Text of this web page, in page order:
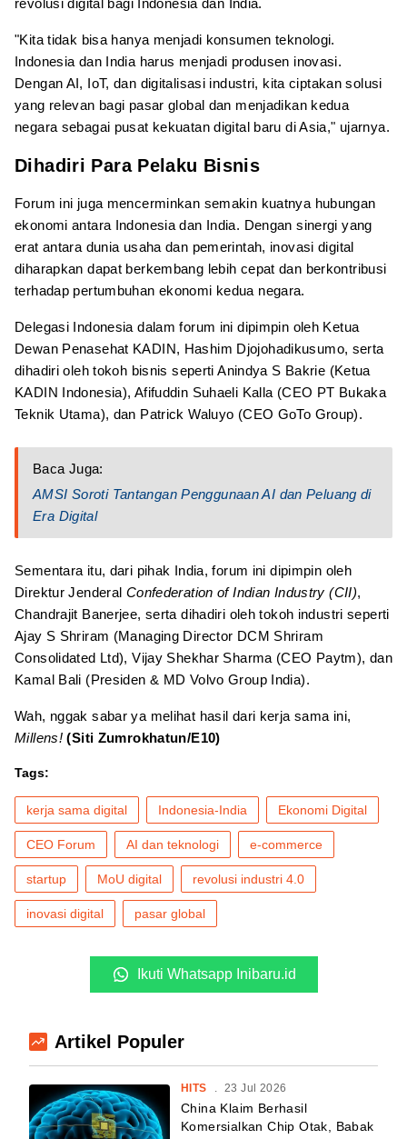
"Kita tidak bisa hanya menjadi konsumen teknologi.
Indonesia dan India harus menjadi produsen inovasi.
Dengan AI, IoT, dan digitalisasi industri, kita ciptakan solusi
yang relevan bagi pasar global dan menjadikan kedua
negara sebagai pusat kekuatan digital baru di Asia," ujarnya.
Dihadiri Para Pelaku Bisnis
Forum ini juga mencerminkan semakin kuatnya hubungan
ekonomi antara Indonesia dan India. Dengan sinergi yang
erat antara dunia usaha dan pemerintah, inovasi digital
diharapkan dapat berkembang lebih cepat dan berkontribusi
terhadap pertumbuhan ekonomi kedua negara.
Delegasi Indonesia dalam forum ini dipimpin oleh Ketua
Dewan Penasehat KADIN, Hashim Djojohadikusumo, serta
dihadiri oleh tokoh bisnis seperti Anindya S Bakrie (Ketua
KADIN Indonesia), Afifuddin Suhaeli Kalla (CEO PT Bukaka
Teknik Utama), dan Patrick Waluyo (CEO GoTo Group).
Baca Juga:
AMSI Soroti Tantangan Penggunaan AI dan Peluang di
Era Digital
Sementara itu, dari pihak India, forum ini dipimpin oleh
Direktur Jenderal Confederation of Indian Industry (CII),
Chandrajit Banerjee, serta dihadiri oleh tokoh industri seperti
Ajay S Shriram (Managing Director DCM Shriram
Consolidated Ltd), Vijay Shekhar Sharma (CEO Paytm), dan
Kamal Bali (Presiden & MD Volvo Group India).
Wah, nggak sabar ya melihat hasil dari kerja sama ini,
Millens!(Siti Zumrokhatun/E10)
Tags:
kerja sama digital Indonesia-India Ekonomi Digital
CEO Forum AI dan teknologi e-commerce
startup MoU digital revolusi industri 4.0
inovasi digital pasar global
Ikuti Whatsapp Inibaru.id
Artikel Populer
HITS . 23 Jul 2026
China Klaim Berhasil
Komersialkan Chip Otak, Babak